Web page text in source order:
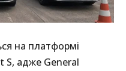
на платформі
S, адже General